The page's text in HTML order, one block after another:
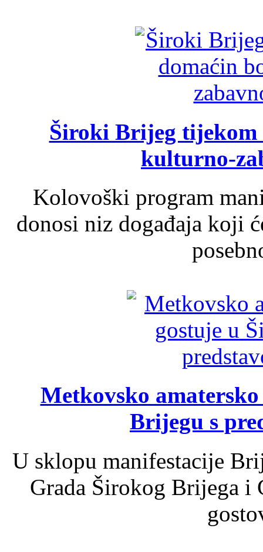
Široki Brijeg tijekom
kulturno-
Kolovoški program
donosi niz događaja koji
Metkovsko
Brijegu s
U sklopu manifestacije
Grada Širokog Brijega